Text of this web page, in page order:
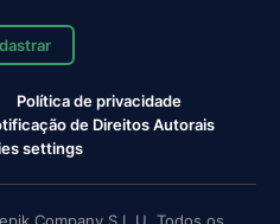
Política de privacidade
de Direitos Autorais
settings